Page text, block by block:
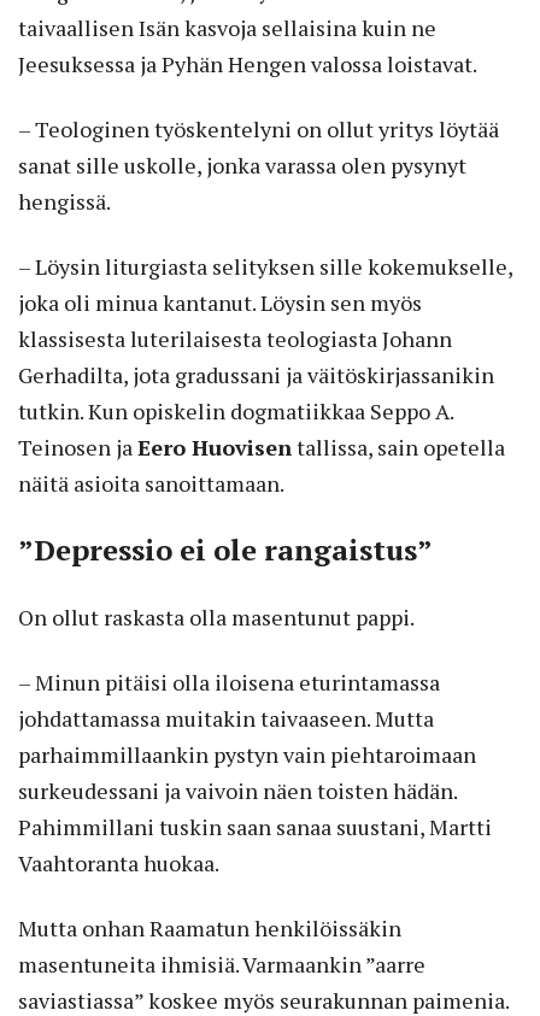
taivaallisen Isän kasvoja sellaisina kuin ne
Jeesuksessa ja Pyhän Hengen valossa loistavat.
– Teologinen työskentelyni on ollut yritys löytää
sanat sille uskolle, jonka varassa olen pysynyt
hengissä.
– Löysin liturgiasta selityksen sille kokemukselle,
joka oli minua kantanut. Löysin sen myös
klassisesta luterilaisesta teologiasta Johann
Gerhadilta, jota gradussani ja väitöskirjassanikin
tutkin. Kun opiskelin dogmatiikkaa Seppo A.
Teinosen ja Eero Huovisen tallissa, sain opetella
näitä asioita sanoittamaan.
”Depressio ei ole rangaistus”
On ollut raskasta olla masentunut pappi.
– Minun pitäisi olla iloisena eturintamassa
johdattamassa muitakin taivaaseen. Mutta
parhaimmillaankin pystyn vain piehtaroimaan
surkeudessani ja vaivoin näen toisten hädän.
Pahimmillani tuskin saan sanaa suustani, Martti
Vaahtoranta huokaa.
Mutta onhan Raamatun henkilöissäkin
masentuneita ihmisiä. Varmaankin ”aarre
saviastiassa” koskee myös seurakunnan paimenia.